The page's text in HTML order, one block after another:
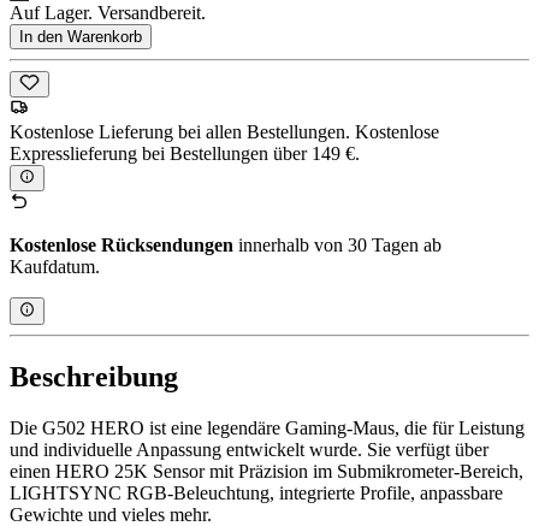
Auf Lager. Versandbereit.
In den Warenkorb
Kostenlose Lieferung bei allen Bestellungen. Kostenlose
Expresslieferung bei Bestellungen über 149 €.
Kostenlose Rücksendungen innerhalb von 30 Tagen ab
Kaufdatum.
Beschreibung
Die G502 HERO ist eine legendäre Gaming-Maus, die für Leistung
und individuelle Anpassung entwickelt wurde. Sie verfügt über
einen HERO 25K Sensor mit Präzision im Submikrometer-Bereich,
LIGHTSYNC RGB-Beleuchtung, integrierte Profile, anpassbare
Gewichte und vieles mehr.